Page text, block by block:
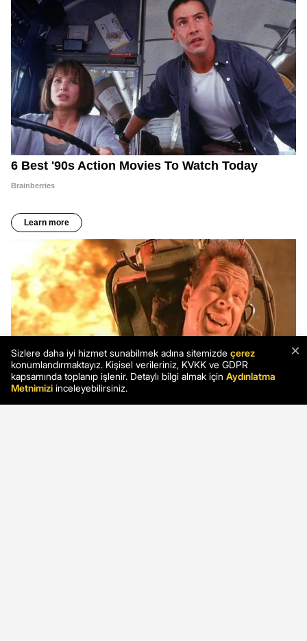
×
Sizlere daha iyi hizmet sunabilmek adına sitemizde çerez
konumlandırmaktayız. Kişisel verileriniz, KVKK ve GDPR
kapsamında toplanıp işlenir. Detaylı bilgi almak için Aydınlatma
Metnimizi inceleyebilirsiniz.